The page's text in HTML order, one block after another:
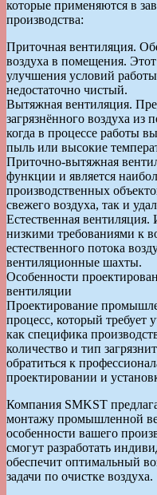
которые применяются в
производства:
Приточная вентиляция.
воздуха в помещения.
улучшения условий
недостаточно чистый.
Вытяжная вентиляция.
загрязнённого воздуха из
когда в процессе работы
пыль или высокие
Приточно-вытяжная
функции и является
производственных
свежего воздуха, так и
Естественная вентиляция.
низкими требованиями к
естественного потока
вентиляционные шахты.
Особенности
вентиляции
Проектирование
процесс, который требует
как специфика
количество и тип
обратиться к
проектировании и
Компания SMKST
монтажу промышленной
особенности вашего
смогут разработать
обеспечит оптимальный
задачи по очистке воздуха.